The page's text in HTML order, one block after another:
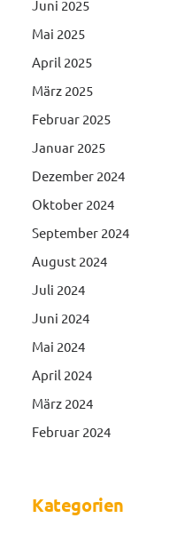
Juni 2025
Mai 2025
April 2025
März 2025
Februar 2025
Januar 2025
Dezember 2024
Oktober 2024
September 2024
August 2024
Juli 2024
Juni 2024
Mai 2024
April 2024
März 2024
Februar 2024
Kategorien